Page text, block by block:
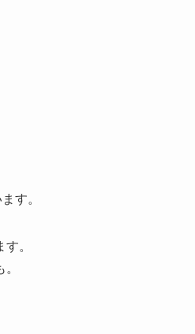
す。
。